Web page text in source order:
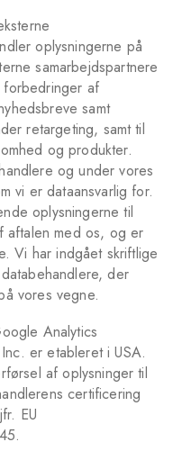
oplysningerne på
samarbejdspartnere
forbedringer af
samt
retargeting, samt til
og produkter.
og under vores
vi er dataansvarlig for.
oplysningerne til
aftalen med os, og er
Vi har indgået skriftlige
der
vores vegne.
Analytics
er etableret i USA.
af oplysninger til
certificering
EU